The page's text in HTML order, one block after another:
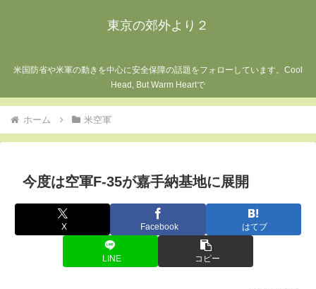
東京の郊外より２
米国防省や米軍の動きを中心に安全保障の話題をフォローしています。Cool
Head, But Warm Heartで
ホーム 米空軍
今度は空軍F-35が嘉手納基地に展開
X Facebook はてブ
LINE コピー